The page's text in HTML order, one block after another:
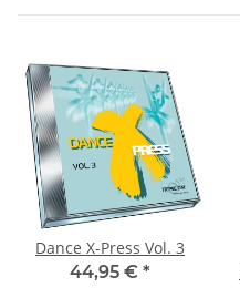
Dance X-Press Vol. 3
44,95 € *